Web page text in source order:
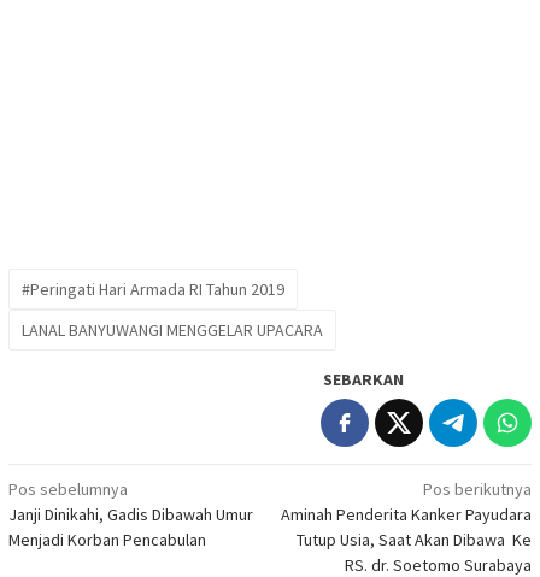
#Peringati Hari Armada RI Tahun 2019
LANAL BANYUWANGI MENGGELAR UPACARA
SEBARKAN
Navigasi
pos
Pos sebelumnya
Janji Dinikahi, Gadis Dibawah Umur
Menjadi Korban Pencabulan
Pos berikutnya
Aminah Penderita Kanker Payudara
Tutup Usia, Saat Akan Dibawa Ke
RS. dr. Soetomo Surabaya